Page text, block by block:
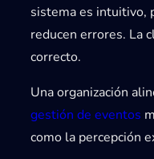
sistema es intuitivo,
reducen errores. La
correcto.
Una organización
gestión de eventos
como la percepción